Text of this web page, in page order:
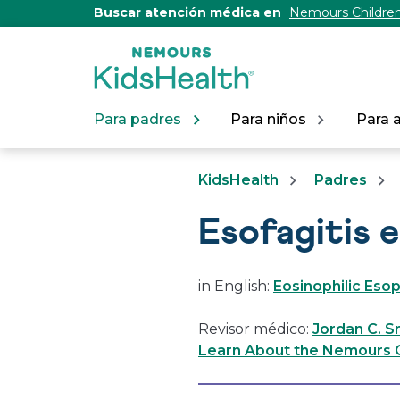
Buscar atención médica en Nemours
Para padres Para niños Para
KidsHealth Padres
Esofagitis
in English: Eosinophilic
Revisor médico: Jordan C.
Learn About the Nemours